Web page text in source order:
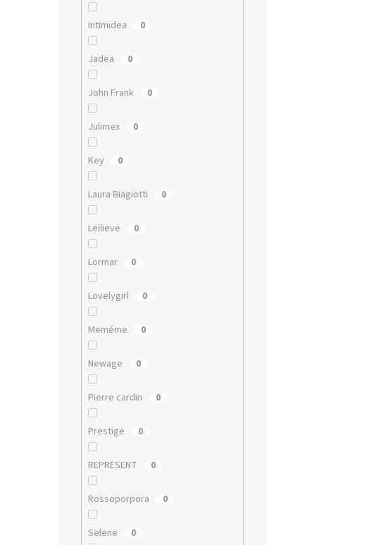
Intimidea 0
Jadea 0
John Frank 0
Julimex 0
Key 0
Laura Biagiotti 0
Leilieve 0
Lormar 0
Lovelygirl 0
Meméme 0
Newage 0
Pierre cardin 0
Prestige 0
REPRESENT 0
Rossoporpora 0
Selene 0